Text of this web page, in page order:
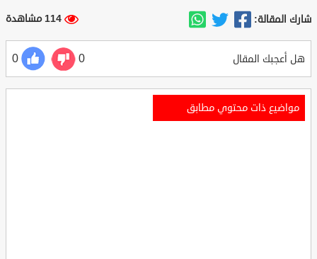
شارك المقالة: 114 مشاهدة
هل أعجبك المقال 0
0
مواضيع ذات محتوي مطابق